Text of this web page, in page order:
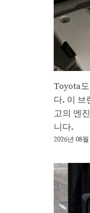
Toyota
다. 이 브
고의 엔
니다.
2026년 08월